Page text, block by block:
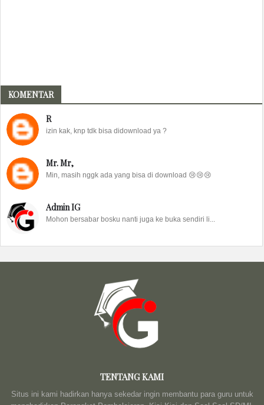
KOMENTAR
R
izin kak, knp tdk bisa didownload ya ?
Mr. Mr,
Min, masih nggk ada yang bisa di download 😢😢😢
Admin IG
Mohon bersabar bosku nanti juga ke buka sendiri li...
TENTANG KAMI
Situs ini kami hadirkan hanya sekedar ingin membantu para guru untuk